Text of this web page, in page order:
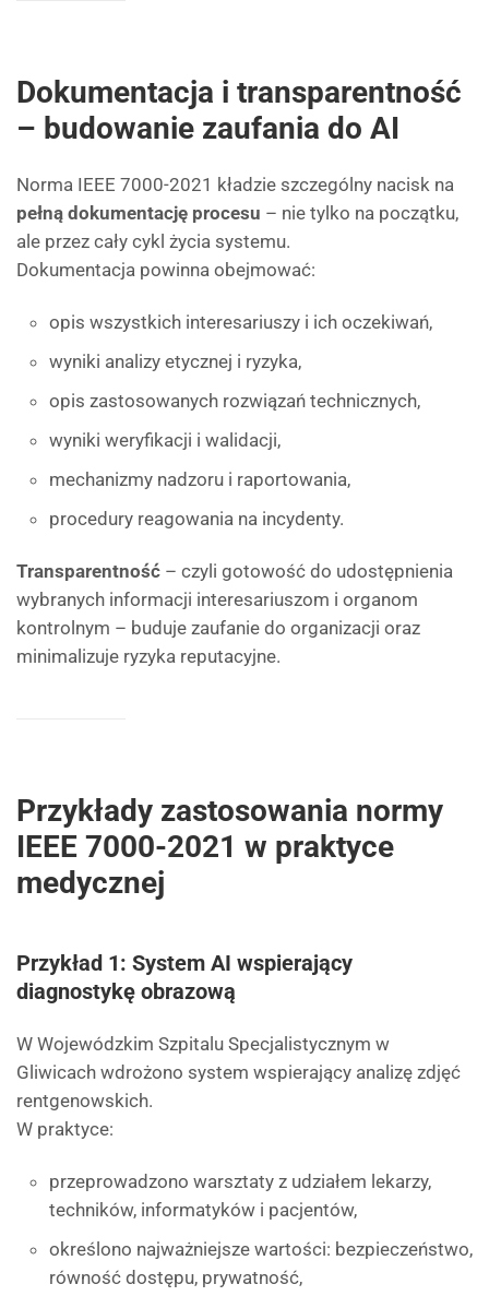
Dokumentacja i transparentność
– budowanie zaufania do AI
Norma IEEE 7000-2021 kładzie szczególny nacisk na
pełną dokumentację procesu – nie tylko na początku,
ale przez cały cykl życia systemu.
Dokumentacja powinna obejmować:
opis wszystkich interesariuszy i ich oczekiwań,
wyniki analizy etycznej i ryzyka,
opis zastosowanych rozwiązań technicznych,
wyniki weryfikacji i walidacji,
mechanizmy nadzoru i raportowania,
procedury reagowania na incydenty.
Transparentność – czyli gotowość do udostępnienia
wybranych informacji interesariuszom i organom
kontrolnym – buduje zaufanie do organizacji oraz
minimalizuje ryzyka reputacyjne.
Przykłady zastosowania normy
IEEE 7000-2021 w praktyce
medycznej
Przykład 1: System AI wspierający
diagnostykę obrazową
W Wojewódzkim Szpitalu Specjalistycznym w
Gliwicach wdrożono system wspierający analizę zdjęć
rentgenowskich.
W praktyce:
przeprowadzono warsztaty z udziałem lekarzy,
techników, informatyków i pacjentów,
określono najważniejsze wartości: bezpieczeństwo,
równość dostępu, prywatność,